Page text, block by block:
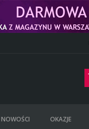
NOWOŚCI OKAZJE